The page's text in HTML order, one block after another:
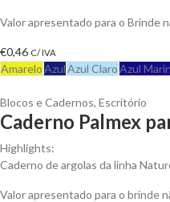
Valor apresentado para o Brinde
€0,46 C/ IVA
AmareloAzulAzul ClaroAzul
Blocos e Cadernos, Escritório
Caderno Palmex
Highlights:
Caderno de argolas da linha
Valor apresentado para o brinde